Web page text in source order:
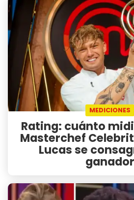
MEDICIONES
Rating: cuánto
Masterchef
Lucas se
ganador